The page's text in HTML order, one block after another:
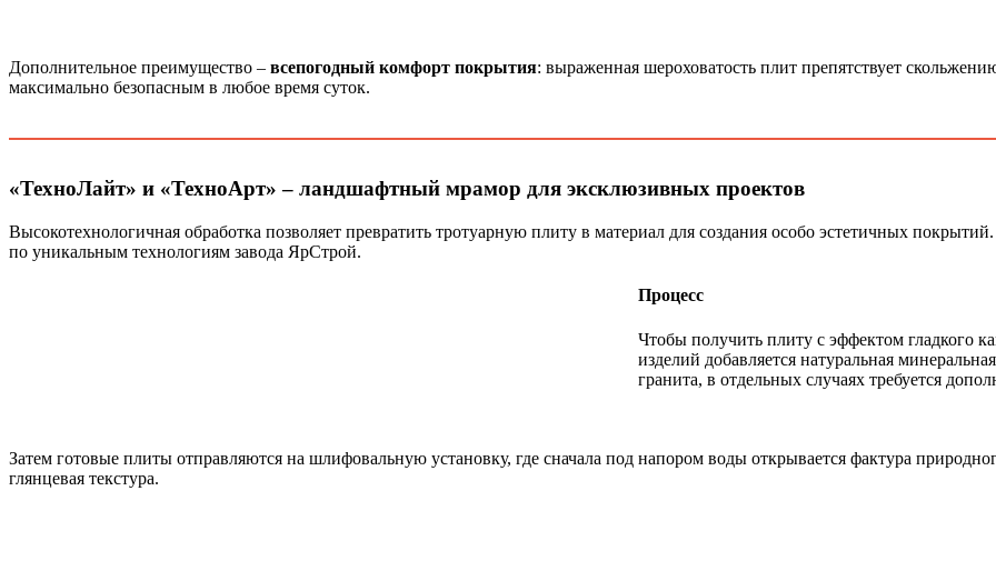
Дополнительное преимущество – всепогодный комфорт покрытия: выраженная шероховатость плит препятствует
максимально безопасным в любое время суток.
«ТехноЛайт» и «ТехноАрт» – ландшафтный мрамор для эксклюзивных проектов
Высокотехнологичная обработка позволяет превратить тротуарную плиту в материал для создания особо эстетичных
по уникальным технологиям завода ЯрСтрой.
Процесс
Чтобы получить плиту с эффектом гладкого
изделий добавляется натуральная
гранита, в отдельных случаях требуется
Затем готовые плиты отправляются на шлифовальную установку, где сначала под напором воды открывается фактура
глянцевая текстура.